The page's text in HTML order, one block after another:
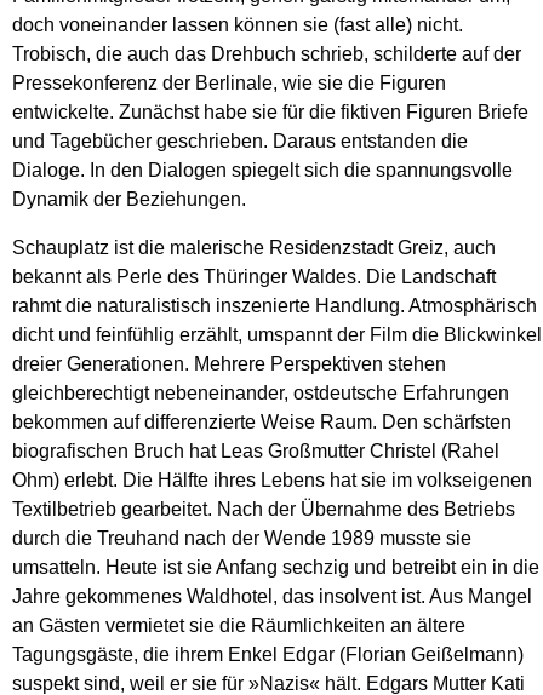
doch voneinander lassen können sie (fast alle) nicht.
Trobisch, die auch das Drehbuch schrieb, schilderte auf der
Pressekonferenz der Berlinale, wie sie die Figuren
entwickelte. Zunächst habe sie für die fiktiven Figuren Briefe
und Tagebücher geschrieben. Daraus entstanden die
Dialoge. In den Dialogen spiegelt sich die spannungsvolle
Dynamik der Beziehungen.
Schauplatz ist die malerische Residenzstadt Greiz, auch
bekannt als Perle des Thüringer Waldes. Die Landschaft
rahmt die naturalistisch inszenierte Handlung. Atmosphärisch
dicht und feinfühlig erzählt, umspannt der Film die Blickwinkel
dreier Generationen. Mehrere Perspektiven stehen
gleichberechtigt nebeneinander, ostdeutsche Erfahrungen
bekommen auf differenzierte Weise Raum. Den schärfsten
biografischen Bruch hat Leas Großmutter Christel (Rahel
Ohm) erlebt. Die Hälfte ihres Lebens hat sie im volkseigenen
Textilbetrieb gearbeitet. Nach der Übernahme des Betriebs
durch die Treuhand nach der Wende 1989 musste sie
umsatteln. Heute ist sie Anfang sechzig und betreibt ein in die
Jahre gekommenes Waldhotel, das insolvent ist. Aus Mangel
an Gästen vermietet sie die Räumlichkeiten an ältere
Tagungsgäste, die ihrem Enkel Edgar (Florian Geißelmann)
suspekt sind, weil er sie für »Nazis« hält. Edgars Mutter Kati